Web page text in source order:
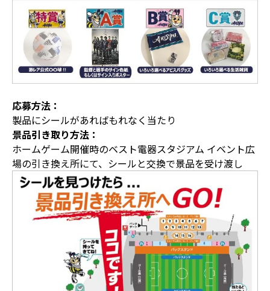
応募方法：
製品にシールがあればもれなく当たり
景品引き取り方法：
ホームゲーム開催時のベスト電器スタジアム イベント広
場の引き換え所にて、シールと交換で景品を受け渡し